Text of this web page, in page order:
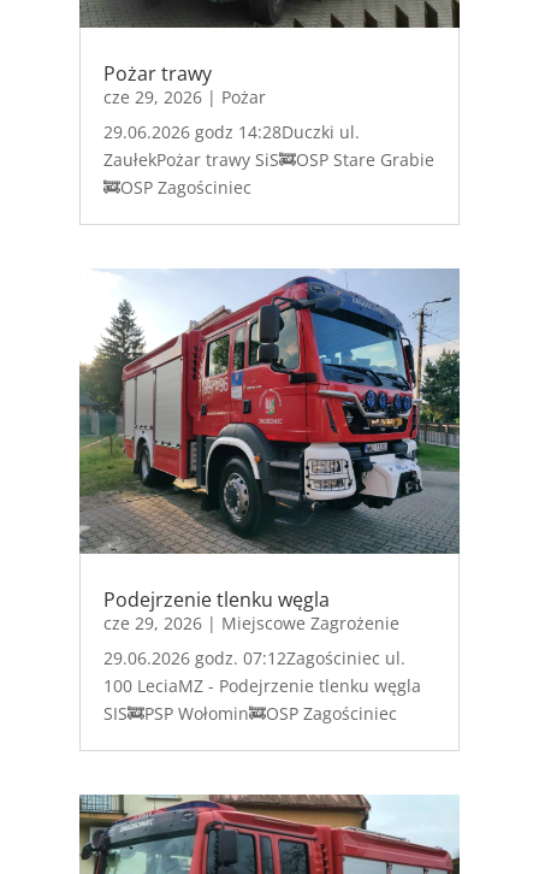
Pożar trawy
cze 29, 2026 | Pożar
29.06.2026 godz 14:28Duczki ul.
ZaułekPożar trawy SiS🚒OSP Stare Grabie
🚒OSP Zagościniec
Podejrzenie tlenku węgla
cze 29, 2026 | Miejscowe Zagrożenie
29.06.2026 godz. 07:12Zagościniec ul.
100 LeciaMZ - Podejrzenie tlenku węgla
SIS🚒PSP Wołomin🚒OSP Zagościniec